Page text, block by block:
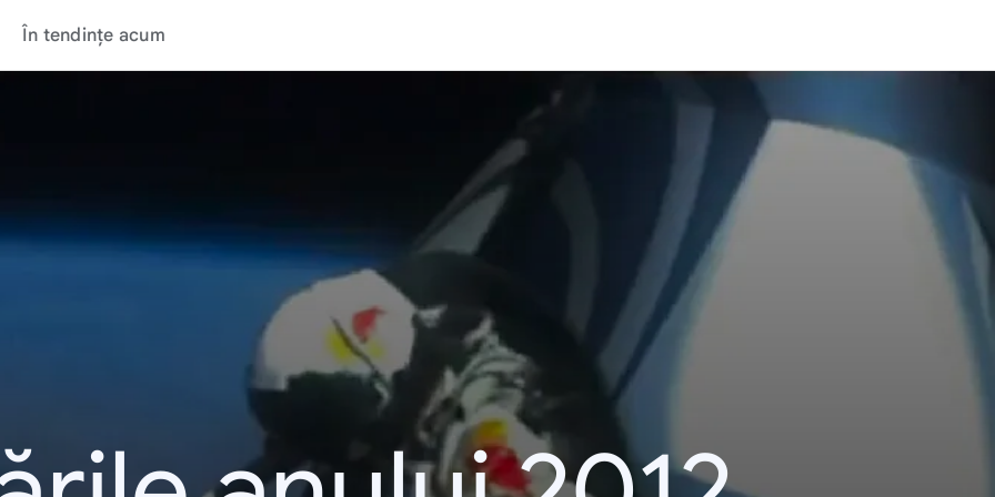
În tendințe acum